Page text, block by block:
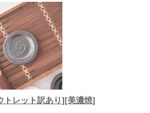
トレット訳あり][美濃焼]